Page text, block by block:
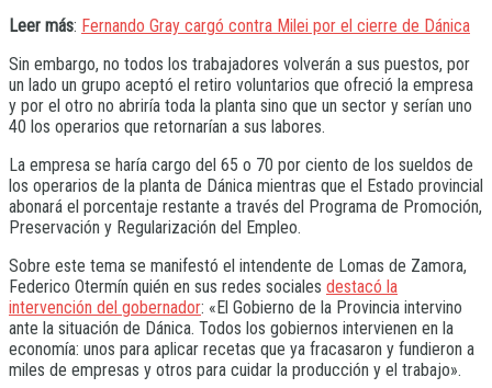
Leer más: Fernando Gray cargó contra Milei por el cierre de Dánica
Sin embargo, no todos los trabajadores volverán a sus puestos, por
un lado un grupo aceptó el retiro voluntarios que ofreció la empresa
y por el otro no abriría toda la planta sino que un sector y serían uno
40 los operarios que retornarían a sus labores.
La empresa se haría cargo del 65 o 70 por ciento de los sueldos de
los operarios de la planta de Dánica mientras que el Estado provincial
abonará el porcentaje restante a través del Programa de Promoción,
Preservación y Regularización del Empleo.
Sobre este tema se manifestó el intendente de Lomas de Zamora,
Federico Otermín quién en sus redes sociales destacó la
intervención del gobernador: «El Gobierno de la Provincia intervino
ante la situación de Dánica. Todos los gobiernos intervienen en la
economía: unos para aplicar recetas que ya fracasaron y fundieron a
miles de empresas y otros para cuidar la producción y el trabajo».